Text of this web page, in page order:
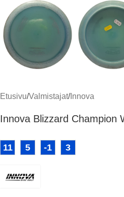
Etusivu/Valmistajat/Innova
Innova Blizzard Champion
11 5 -1 3